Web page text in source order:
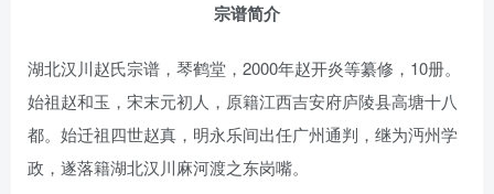
宗谱简介
湖北汉川赵氏宗谱，琴鹤堂，2000年赵开炎等纂修，10册。
始祖赵和玉，宋末元初人，原籍江西吉安府庐陵县高塘十八
都。始迁祖四世赵真，明永乐间出任广州通判，继为沔州学
政，遂落籍湖北汉川麻河渡之东岗嘴。